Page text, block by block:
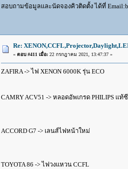
สอบถามข้อมูลและนัดจองคิวติดตั้ง ได้ที่
Re:
« ตอบ #411 เมื่อ:22 กรกฎาคม 2021, 13:47:37 »
ZAFIRA -> ไฟ XENON 6000K รุ่น ECO
CAMRY ACV51 -> หลอดอัพเกรด PHILIPS แท้
ACCORD G7 -> เลนส์ไฟหน้าใหม่
TOYOTA 86 -> ไฟวงแหวน CCFL